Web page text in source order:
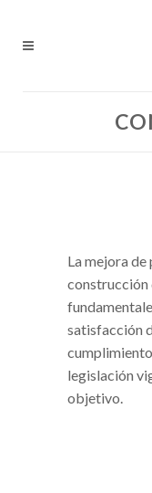
La mejora de
construcción
satisfacción
legislación
objetivo.